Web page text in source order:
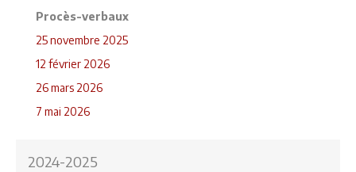
Procès-verbaux
25 novembre 2025
12 février 2026
26 mars 2026
7 mai 2026
2024-2025